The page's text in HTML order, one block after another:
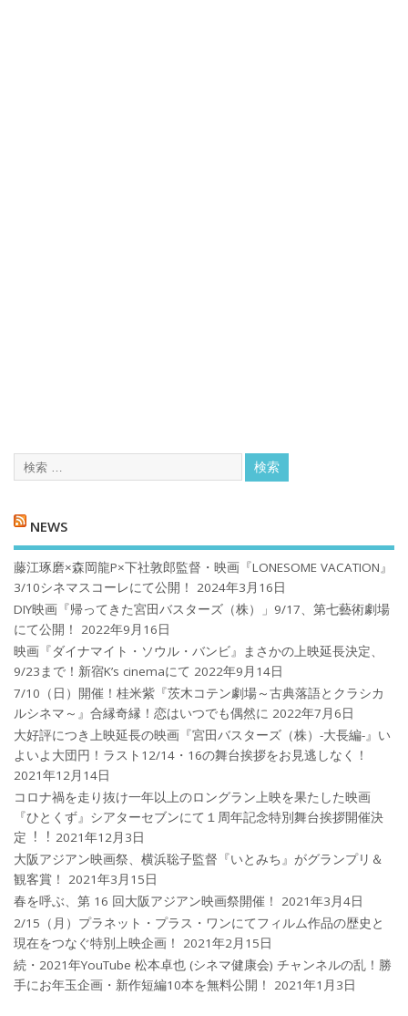
NEWS
藤江琢磨×森岡龍P×下社敦郎監督・映画『LONESOME VACATION』
3/10シネマスコーレにて公開！
2024年3月16日
DIY映画『帰ってきた宮田バスターズ（株）」9/17、第七藝術劇場
にて公開！
2022年9月16日
映画『ダイナマイト・ソウル・バンビ』まさかの上映延長決定、
9/23まで！新宿K’s cinemaにて 2022年9月14日
7/10（日）開催！桂米紫『茨木コテン劇場～古典落語とクラシカ
ルシネマ～』合縁奇縁！恋はいつでも偶然に 2022年7月6日
大好評につき上映延長の映画『宮田バスターズ（株）-大長編-』い
よいよ大団円！ラスト12/14・16の舞台挨拶をお見逃しなく！
2021年12月14日
コロナ禍を⾛り抜け⼀年以上のロングラン上映を果たした映画
『ひとくず』シアターセブンにて１周年記念特別舞台挨拶開催決
定︕︕ 2021年12月3日
大阪アジアン映画祭、横浜聡子監督『いとみち』がグランプリ＆
観客賞！
2021年3月15日
春を呼ぶ、第 16 回大阪アジアン映画祭開催！
2021年3月4日
2/15（月）プラネット・プラス・ワンにてフィルム作品の歴史と
現在をつなぐ特別上映企画！
2021年2月15日
続・2021年YouTube 松本卓也 (シネマ健康会) チャンネルの乱！勝
手にお年玉企画・新作短編10本を無料公開！
2021年1月3日